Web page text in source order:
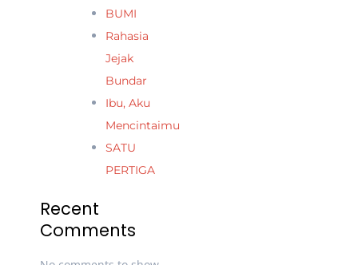
BUMI
Rahasia
Jejak
Bundar
Ibu, Aku
Mencintaimu
SATU
PERTIGA
Recent
Comments